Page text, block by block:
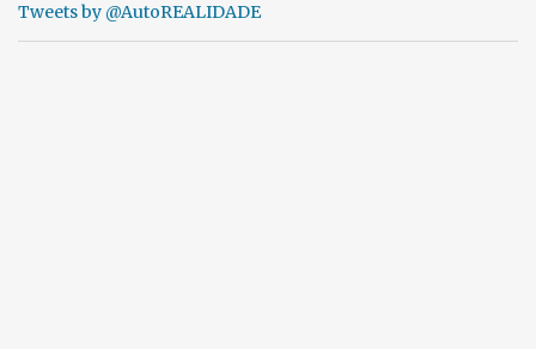
Tweets by @AutoREALIDADE